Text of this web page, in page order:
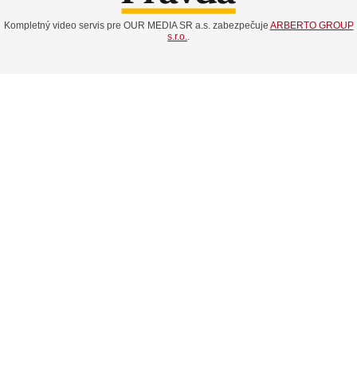
Kompletný video servis pre OUR MEDIA SR a.s. zabezpečuje ARBERTO GROUP
s.r.o..